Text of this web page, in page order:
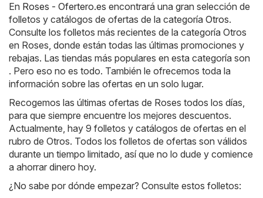
En Roses - Ofertero.es encontrará una gran selección de
folletos y catálogos de ofertas de la categoría Otros.
Consulte los folletos más recientes de la categoría Otros
en Roses, donde están todas las últimas promociones y
rebajas. Las tiendas más populares en esta categoría son
. Pero eso no es todo. También le ofrecemos toda la
información sobre las ofertas en un solo lugar.
Recogemos las últimas ofertas de Roses todos los días,
para que siempre encuentre los mejores descuentos.
Actualmente, hay 9 folletos y catálogos de ofertas en el
rubro de Otros. Todos los folletos de ofertas son válidos
durante un tiempo limitado, así que no lo dude y comience
a ahorrar dinero hoy.
¿No sabe por dónde empezar? Consulte estos folletos: